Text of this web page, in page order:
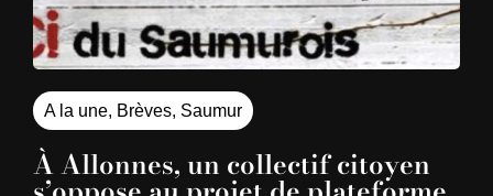
A la une, Brèves, Saumur
À Allonnes, un collectif citoyen